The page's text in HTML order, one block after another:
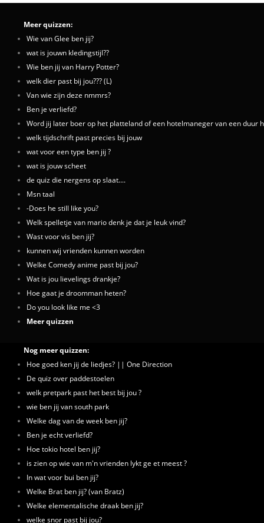
Meer quizzen:
Wie van Glee ben jij?
wat is jouwn kledingstijl??
Wie ben jij van Harry Potter?
welk dier past bij jou??? (L)
Van wie zijn deze nmmrs?
Ben je verliefd?
Word jij later boer op het platteland of een hotelmaneger van een duur
welk tijdschrift past precies bij jouw
wat voor een type ben jij ?
wat is jouw scheet
de quiz die nergens op slaat....
Msn taal
-Does he still like you?
Welk spelletje van mario denk je dat je leuk vind?
Wast voor vis ben jij?
kunnen wij vrienden kunnen worden
Welke Comedy anime past bij jou?
Wat is jou lievelings drankje?
Hoe gaat je droomman heten?
Do you look like me <3
Meer quizzen
Nog meer quizzen:
Hoe goed ken jij de liedjes? || One Direction
De quiz over paddestoelen
welk pretpark past het best bij jou ?
wie ben jij van south park
Welke dag van de week ben jij?
Ben je echt verliefd?
Hoe tokio hotel ben jij?
is zien op wie van m'n vrienden lykt ge et meest ?
In wat voor bui ben jij?
Welke Brat ben jij? (van Bratz)
Welke elementalische draak ben jij?
welke snor past bij jou?